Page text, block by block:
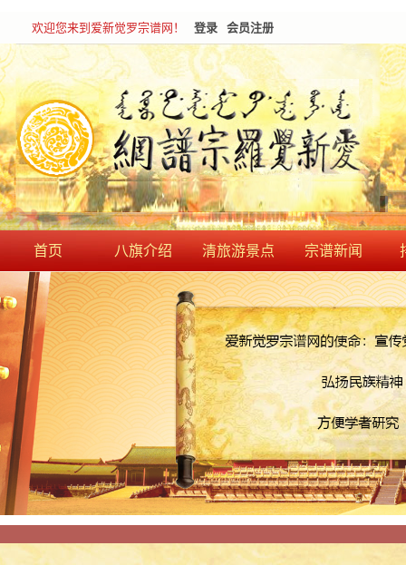
欢迎您来到爱新觉罗宗谱网！ 登录 会员注册
首页 八旗介绍 清旅游景点 宗谱新闻